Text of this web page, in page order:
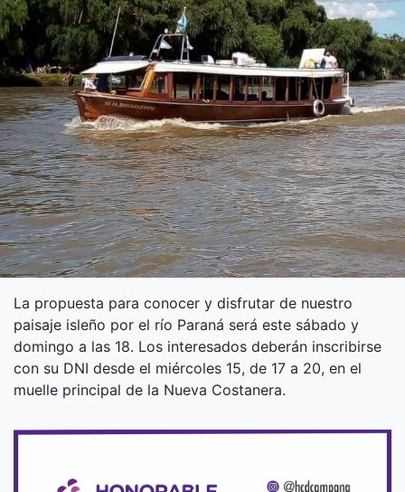
La propuesta para conocer y disfrutar de nuestro
paisaje isleño por el río Paraná será este sábado y
domingo a las 18. Los interesados deberán inscribirse
con su DNI desde el miércoles 15, de 17 a 20, en el
muelle principal de la Nueva Costanera.